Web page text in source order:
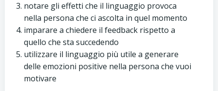
notare gli effetti che il linguaggio provoca
nella persona che ci ascolta in quel momento
imparare a chiedere il feedback rispetto a
quello che sta succedendo
utilizzare il linguaggio più utile a generare
delle emozioni positive nella persona che vuoi
motivare